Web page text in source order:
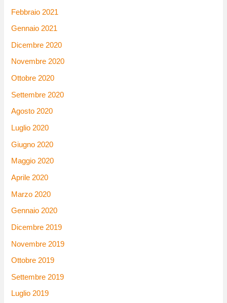
Febbraio 2021
Gennaio 2021
Dicembre 2020
Novembre 2020
Ottobre 2020
Settembre 2020
Agosto 2020
Luglio 2020
Giugno 2020
Maggio 2020
Aprile 2020
Marzo 2020
Gennaio 2020
Dicembre 2019
Novembre 2019
Ottobre 2019
Settembre 2019
Luglio 2019